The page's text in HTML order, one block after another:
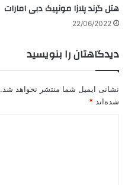
هتل گرند پلازا مونپیک دبی امارات
22/06/2022
دیدگاهتان را بنویسید
نشانی ایمیل شما منتشر نخواهد شد.
شده‌اند *